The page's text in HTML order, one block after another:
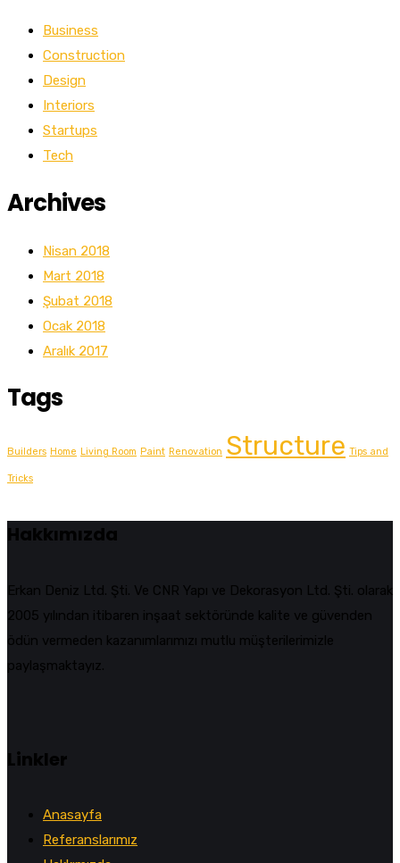
Business
Construction
Design
Interiors
Startups
Tech
Archives
Nisan 2018
Mart 2018
Şubat 2018
Ocak 2018
Aralık 2017
Tags
Builders Home Living Room Paint Renovation Structure Tips and
Tricks
Hakkımızda
Erkan Deniz Ltd. Şti. Ve CNR Yapı ve Dekorasyon Ltd. Şti. olarak
2005 yılından itibaren inşaat sektöründe kalite ve güvenden
ödün vermeden kazanımlarımızı mutlu müşterilerimizle
paylaşmaktayız.
Linkler
Anasayfa
Referanslarımız